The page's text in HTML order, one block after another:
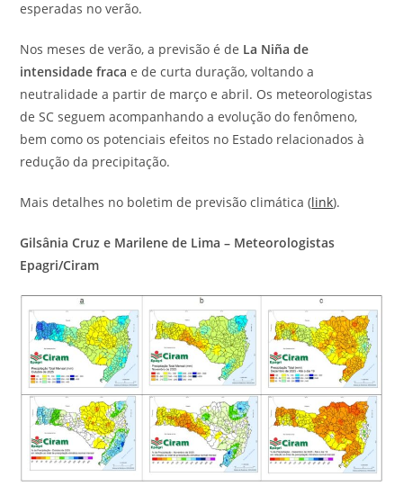
esperadas no verão.
Nos meses de verão, a previsão é de La Niña de
intensidade fraca e de curta duração, voltando a
neutralidade a partir de março e abril. Os meteorologistas
de SC seguem acompanhando a evolução do fenômeno,
bem como os potenciais efeitos no Estado relacionados à
redução da precipitação.
Mais detalhes no boletim de previsão climática (link).
Gilsânia Cruz e Marilene de Lima – Meteorologistas
Epagri/Ciram